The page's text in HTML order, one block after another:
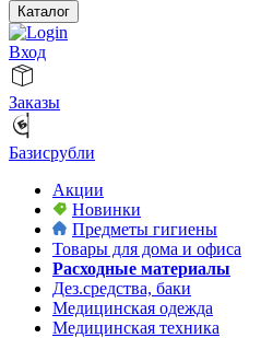
Каталог
Вход
Заказы
Базисрубли
Акции
Новинки
Предметы гигиены
Товары для дома и офиса
Расходные материалы
Дез.средства, баки
Медицинская одежда
Медицинская техника